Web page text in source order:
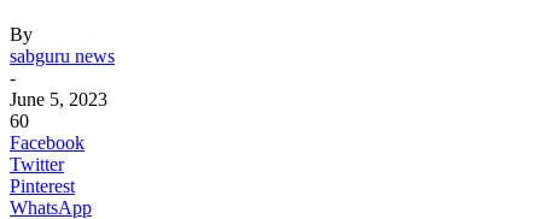
By
sabguru news
-
June 5, 2023
60
Facebook
Twitter
Pinterest
WhatsApp